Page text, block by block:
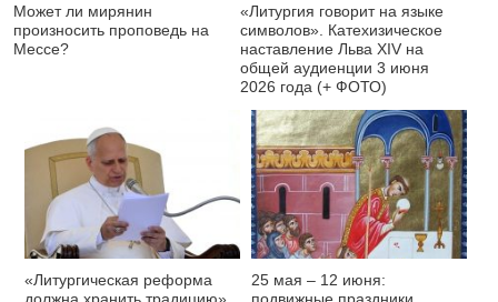
Может ли мирянин
произносить проповедь на
Мессе?
«Литургия говорит на языке
символов». Катехизическое
наставление Льва XIV на
общей аудиенции 3 июня
2026 года (+ ФОТО)
«Литургическая реформа
должна хранить традицию».
25 мая – 12 июня:
подвижные праздники